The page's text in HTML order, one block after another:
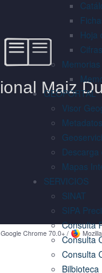
Hoja
GEOPORTAL
Visor
Metadatos
Descarga
Mapas
SERVICIOS
SINAT
SIPA
Consulta
Consulta
Consulta
Bilbioteca
Google Chrome 70.0+ /